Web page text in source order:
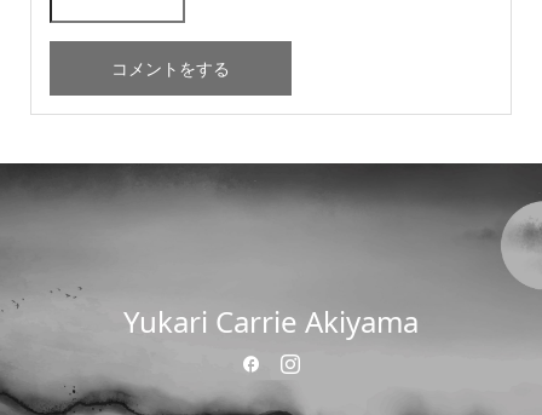
Yukari Carrie Akiyama